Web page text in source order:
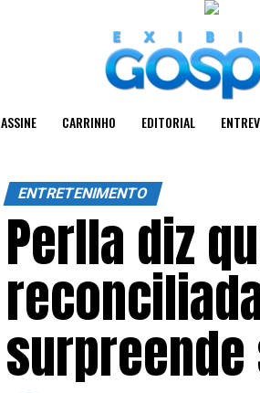
ASSINE CARRINHO EDITORIAL
ENTRETENIMENTO
Perlla diz